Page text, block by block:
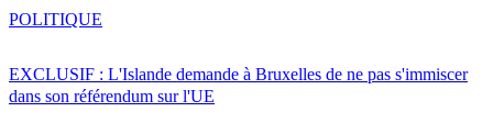
EXCLUSIF : L'Islande demande à Bruxelles de ne pas s'immiscer
dans son référendum sur l'UE
POLITIQUE